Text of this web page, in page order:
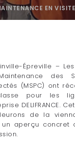
EN
Épreville –
des
(MSPC) ont
pour les
DELIFRANCE.
de la
un aperçu concret